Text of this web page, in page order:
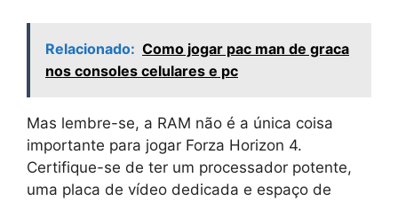
Relacionado: Como jogar pac man de graca
nos consoles celulares e pc
Mas lembre-se, a RAM não é a única coisa
importante para jogar Forza Horizon 4.
Certifique-se de ter um processador potente,
uma placa de vídeo dedicada e espaço de